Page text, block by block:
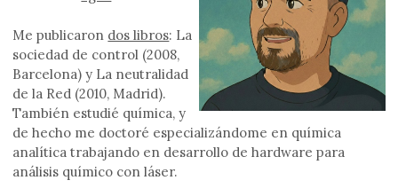
Me publicaron dos libros: La
sociedad de control (2008,
Barcelona) y La neutralidad
de la Red (2010, Madrid).
También estudié química, y
de hecho me doctoré especializándome en química
analítica trabajando en desarrollo de hardware para
análisis químico con láser.